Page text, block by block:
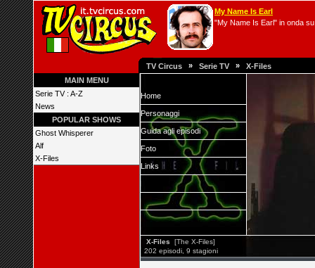
My Name Is Earl
"My Name Is Earl" in onda
TV Circus » Serie TV » X-Files
MAIN MENU
Serie TV : A-Z
News
POPULAR SHOWS
Ghost Whisperer
Alf
X-Files
Home
Personaggi
Guida agli episodi
Foto
Links
X-Files
[The X-Files]
202 episodi, 9 stagioni